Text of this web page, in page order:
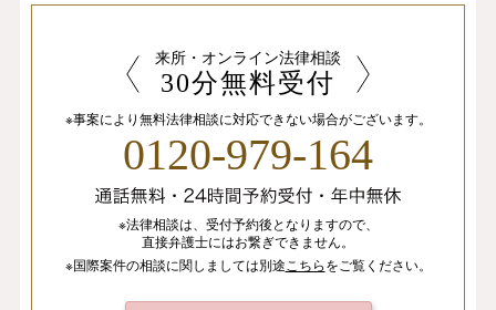
来所・オンライン法律相談
30分無料受付
※事案により無料法律相談に対応できない場合がございます。
0120-979-164
※法律相談は、 受付予約後となりますので、
直接弁護士にはお繋ぎできません。
※国際案件の相談に関しましては別途 こちらをご覧ください。